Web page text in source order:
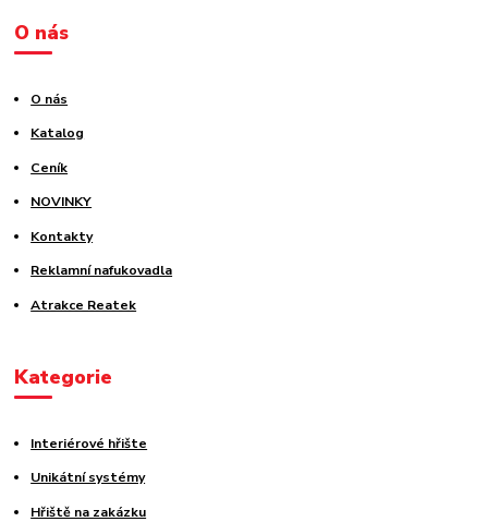
O nás
O nás
Katalog
Ceník
NOVINKY
Kontakty
Reklamní nafukovadla
Atrakce Reatek
Kategorie
Interiérové hřište
Unikátní systémy
Hřiště na zakázku